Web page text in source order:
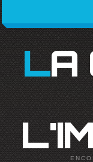
LA GAZETTE